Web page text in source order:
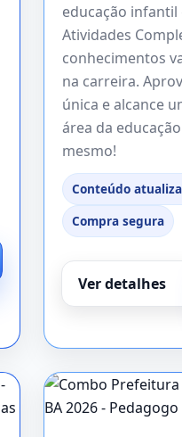
educação
Atividades
conhecimentos
na carreira.
única e alcance
área da
mesmo!
Conteúdo
Compra segura
Ver detalhes